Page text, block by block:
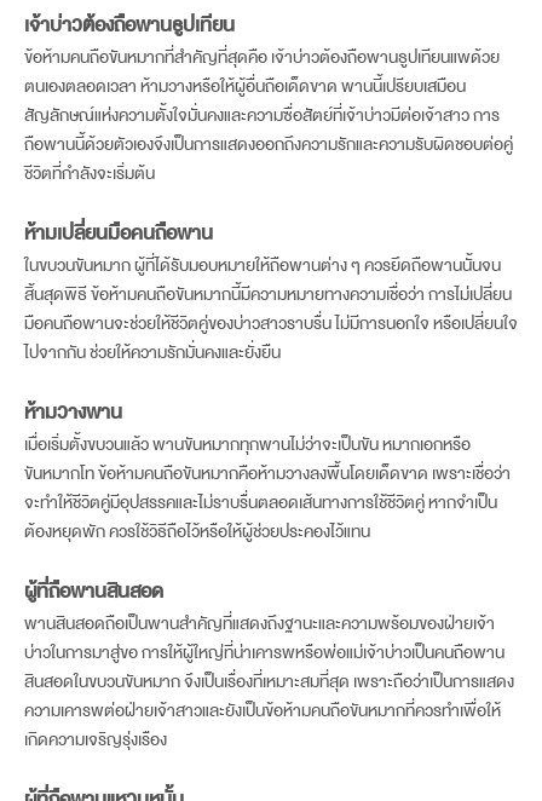
เจ้าบ่าวต้องถือพานธูปเทียน
ข้อห้ามคนถือขันหมากที่สำคัญที่สุดคือ เจ้าบ่าวต้องถือพานธูปเทียนแพด้วย
ตนเองตลอดเวลา ห้ามวางหรือให้ผู้อื่นถือเด็ดขาด พานนี้เปรียบเสมือน
สัญลักษณ์แห่งความตั้งใจมั่นคงและความซื่อสัตย์ที่เจ้าบ่าวมีต่อเจ้าสาว การ
ถือพานนี้ด้วยตัวเองจึงเป็นการแสดงออกถึงความรักและความรับผิดชอบต่อคู่
ชีวิตที่กำลังจะเริ่มต้น
ห้ามเปลี่ยนมือคนถือพาน
ในขบวนขันหมาก ผู้ที่ได้รับมอบหมายให้ถือพานต่าง ๆ ควรยึดถือพานนั้นจน
สิ้นสุดพิธี ข้อห้ามคนถือขันหมากนี้มีความหมายทางความเชื่อว่า การไม่เปลี่ยน
มือคนถือพานจะช่วยให้ชีวิตคู่ของบ่าวสาวราบรื่น ไม่มีการนอกใจ หรือเปลี่ยนใจ
ไปจากกัน ช่วยให้ความรักมั่นคงและยั่งยืน
ห้ามวางพาน
เมื่อเริ่มตั้งขบวนแล้ว พานขันหมากทุกพานไม่ว่าจะเป็นขัน หมากเอกหรือ
ขันหมากโท ข้อห้ามคนถือขันหมากคือห้ามวางลงพื้นโดยเด็ดขาด เพราะเชื่อว่า
จะทำให้ชีวิตคู่มีอุปสรรคและไม่ราบรื่นตลอดเส้นทางการใช้ชีวิตคู่ หากจำเป็น
ต้องหยุดพัก ควรใช้วิธีถือไว้หรือให้ผู้ช่วยประคองไว้แทน
ผู้ที่ถือพานสินสอด
พานสินสอดถือเป็นพานสำคัญที่แสดงถึงฐานะและความพร้อมของฝ่ายเจ้า
บ่าวในการมาสู่ขอ การให้ผู้ใหญ่ที่น่าเคารพหรือพ่อแม่เจ้าบ่าวเป็นคนถือพาน
สินสอดในขบวนขันหมาก จึงเป็นเรื่องที่เหมาะสมที่สุด เพราะถือว่าเป็นการแสดง
ความเคารพต่อฝ่ายเจ้าสาวและยังเป็นข้อห้ามคนถือขันหมากที่ควรทำเพื่อให้
เกิดความเจริญรุ่งเรือง